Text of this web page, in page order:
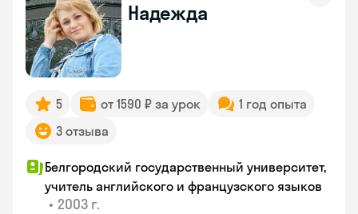
Надежда
5 от 1590 ₽ за урок
1 год опыта
3 отзыва
Белгородский государственный университет,
учитель английского и французского языков
• 2003 г.